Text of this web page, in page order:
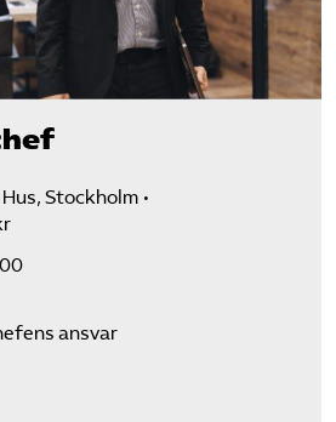
Stockholm
ansvar